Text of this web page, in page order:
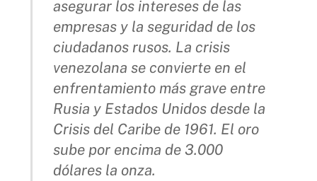
asegurar los intereses de las
empresas y la seguridad de los
ciudadanos rusos. La crisis
venezolana se convierte en el
enfrentamiento más grave entre
Rusia y Estados Unidos desde la
Crisis del Caribe de 1961. El oro
sube por encima de 3.000
dólares la onza.